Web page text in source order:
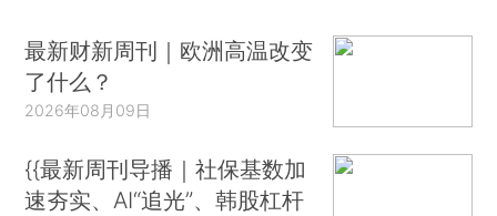
最新财新周刊｜欧洲高温改变
了什么？
2026年08月09日
{{最新周刊导播｜社保基数加
速夯实、AI“追光”、韩股杠杆